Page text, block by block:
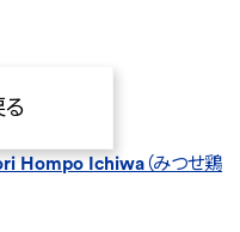
Hompo Ichiwa （みつせ鶏